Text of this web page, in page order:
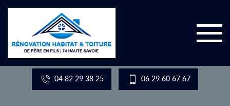
04 82 29 38 25 06 29 60 67 67